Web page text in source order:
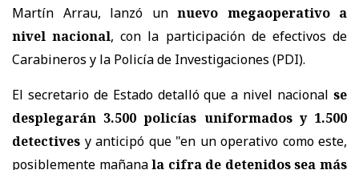
Martín Arrau, lanzó un nuevo megaoperativo a
nivel nacional, con la participación de efectivos de
Carabineros y la Policía de Investigaciones (PDI).
El secretario de Estado detalló que a nivel nacional se
desplegarán 3.500 policías uniformados y 1.500
detectives y anticipó que "en un operativo como este,
posiblemente mañanala cifra de detenidos sea más